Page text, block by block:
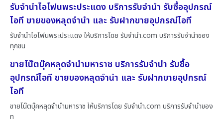
รับจำนำไอโฟนพระประแดง บริการรับจำนำ รับซื้ออุปกรณ์
ไอที ขายของหลุดจำนำ และ รับฝากขายอุปกรณ์ไอที
รับจำนำไอโฟนพระประแดง ให้บริการโดย รับจํานํา.com บริการรับจำนำของ
ทุกชน
ขายโน๊ตบุ๊คหลุดจำนำมหาราช บริการรับจำนำ รับซื้อ
อุปกรณ์ไอที ขายของหลุดจำนำ และ รับฝากขายอุปกรณ์
ไอที
ขายโน๊ตบุ๊คหลุดจำนำมหาราช ให้บริการโดย รับจํานํา.com บริการรับจำนำของ
ท